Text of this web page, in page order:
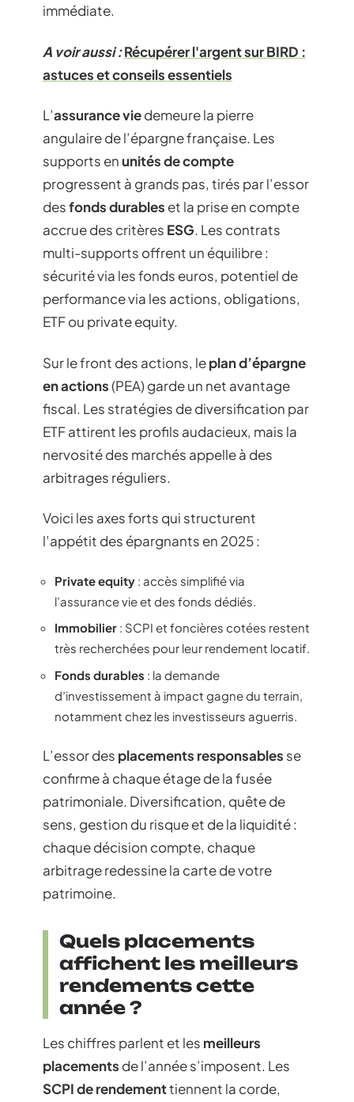
immédiate.
A voir aussi :Récupérer l'argent sur BIRD :
astuces et conseils essentiels
L’assurance viedemeure la pierre
angulaire de l’épargne française. Les
supports enunités de compte
progressent à grands pas, tirés par l’essor
desfonds durables et la prise en compte
accrue des critères ESG. Les contrats
multi-supports offrent un équilibre :
sécurité via les fonds euros, potentiel de
performance via les actions, obligations,
ETF ou private equity.
Sur le front des actions, leplan d’épargne
en actions(PEA) garde un net avantage
fiscal. Les stratégies de diversification par
ETF attirent les profils audacieux, mais la
nervosité des marchés appelle à des
arbitrages réguliers.
Voici les axes forts qui structurent
l’appétit des épargnants en 2025 :
Private equity : accès simplifié via
l’assurance vie et des fonds dédiés.
Immobilier : SCPI et foncières cotées restent
très recherchées pour leur rendement locatif.
Fonds durables : la demande
d’investissement à impact gagne du terrain,
notamment chez les investisseurs aguerris.
L’essor des placements responsables se
confirme à chaque étage de la fusée
patrimoniale. Diversification, quête de
sens, gestion du risque et de la liquidité :
chaque décision compte, chaque
arbitrage redessine la carte de votre
patrimoine.
Quels placements
affichent les meilleurs
rendements cette
année ?
Les chiffres parlent et les meilleurs
placements de l’année s’imposent. Les
SCPI de rendementtiennent la corde,